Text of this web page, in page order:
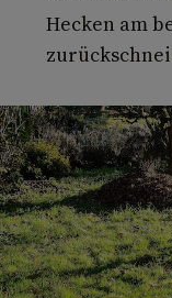
Hecken am